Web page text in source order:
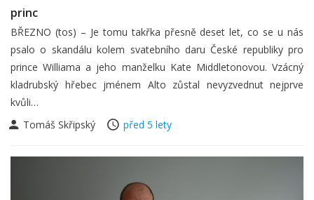
princ
BŘEZNO (tos) – Je tomu takřka přesně deset let, co se u nás
psalo o skandálu kolem svatebního daru České republiky pro
prince Williama a jeho manželku Kate Middletonovou. Vzácný
kladrubský hřebec jménem Alto zůstal nevyzvednut nejprve
kvůli…
Tomáš Skřipský
před 5 lety